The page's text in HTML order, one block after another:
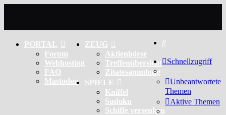
PORTAL
Forum
Webhosting
FAQ
Mastodon
ZEUG
Aktienbörse
Treffenübersicht
Zitatesammlung
SPIELE
Kniffel
Sudoku
Schiffe versenken
Schnellzugriff
Unbeantwortete
Themen
Aktive Themen